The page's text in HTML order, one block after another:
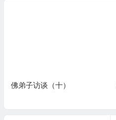
佛弟子访谈（十）